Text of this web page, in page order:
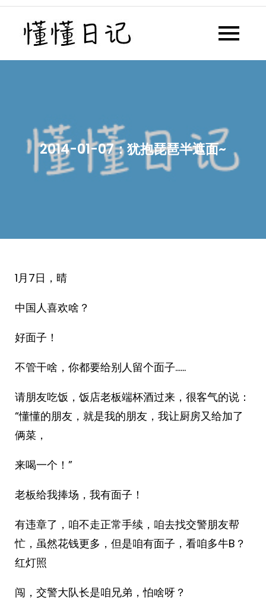
Skip
content
懂懂日记网每天同步更新懂懂学
2014-01-07：犹抱琵琶半遮面~
1月7日，晴
中国人喜欢啥？
好面子！
不管干啥，你都要给别人留个面子……
请朋友吃饭，饭店老板端杯酒过来，很客气的说：
“懂懂的朋友，就是我的朋友，我让厨房又给加了
俩菜，
来喝一个！”
老板给我捧场，我有面子！
有违章了，咱不走正常手续，咱去找交警朋友帮
忙，虽然花钱更多，但是咱有面子，看咱多牛B？
红灯照
闯，交警大队长是咱兄弟，怕啥呀？